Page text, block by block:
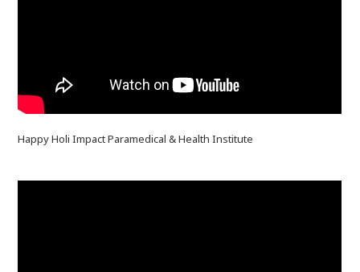
Happy Holi Impact Paramedical & Health Institute